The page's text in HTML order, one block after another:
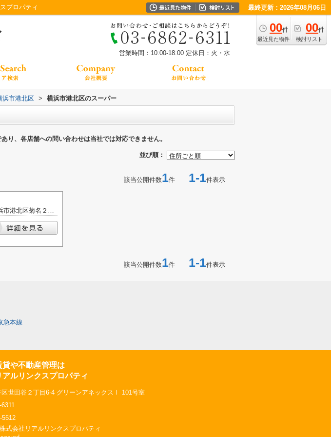
プロパティ 最終更新：2026年08月06日
00件
最近見た物件
00件
検討リスト
営業時間：10:00-18:00 定休日：火・水
浜市港北区 > 横浜市港北区のスーパー
り、各店舗への問い合わせは当社では対応できません。
並び順：
該当公開件数1件 1-1件表示
神奈川県横浜市港北区菊名２丁目
該当公開件数1件 1-1件表示
急本線
貸や不動産管理は
ルリンクスプロパティ
区世田谷２丁目6-4 グリーンアネックスⅠ 101号室
5512
式会社リアルリンクスプロパティ